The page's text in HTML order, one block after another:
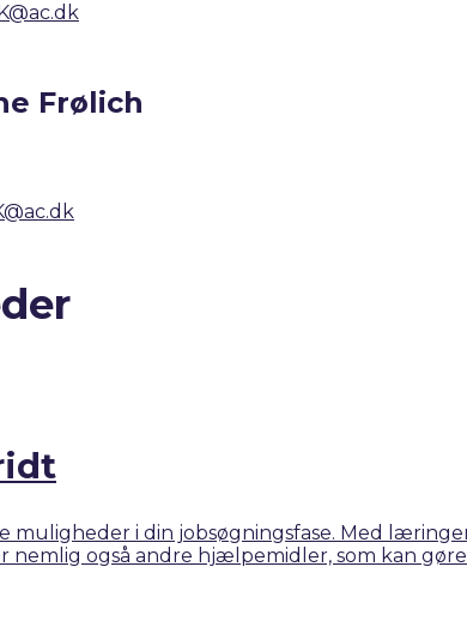
Frølich
muligheder i din jobsøgningsfase. Med
nemlig også andre hjælpemidler, som kan